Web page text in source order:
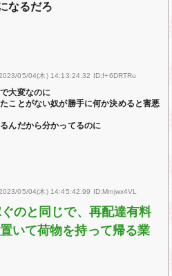
なるだろ
05/04(木) 14:13:24.32 ID:f+6DRTRu
大変なのに
ことがない奴が勝手に何か決めると害悪
んだから分かってるのに
05/04(木) 14:45:42.99 ID:Mmjwx4VL
のと同じで、再配達有料
いて荷物を持って帰る業